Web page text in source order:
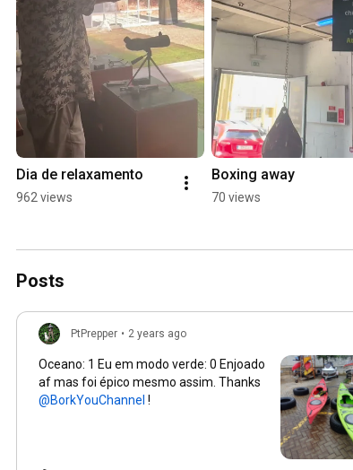
Dia de relaxamento
962 views
Boxing away
70 views
Posts
PtPrepper • 2 years ago
Oceano: 1 Eu em modo verde: 0 Enjoado
af mas foi épico mesmo assim. Thanks
!